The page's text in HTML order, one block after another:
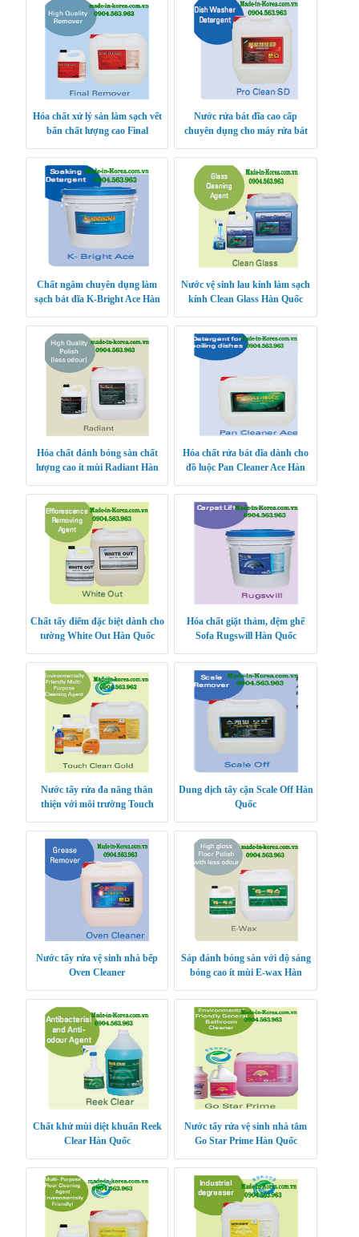
Hóa chất xử lý sàn làm sạch vết
bẩn chất lượng cao Final
Nước rửa bát đĩa cao cấp
chuyên dụng cho máy rửa bát
Chất ngâm chuyên dụng làm
sạch bát đĩa K-Bright Ace Hàn
Nước vệ sinh lau kính làm sạch
kính Clean Glass Hàn Quốc
Hóa chất đánh bóng sàn chất
lượng cao ít mùi Radiant Hàn
Hóa chất rửa bát đĩa dành cho
đồ luộc Pan Cleaner Ace Hàn
Chất tẩy điểm đặc biệt dành cho
tường White Out Hàn Quốc
Hóa chất giặt thảm, đệm ghế
Sofa Rugswill Hàn Quốc
Nước tẩy rửa đa năng thân
thiện với môi trường Touch
Quốc
Dung dịch tẩy cặn Scale Off Hàn
Quốc
Nước tẩy rửa vệ sinh nhà bếp
Oven Cleaner
Sáp đánh bóng sàn với độ sáng
bóng cao ít mùi E-wax Hàn
Chất khử mùi diệt khuẩn Reek
Clear Hàn Quốc
Nước tẩy rửa vệ sinh nhà tắm
Go Star Prime Hàn Quốc